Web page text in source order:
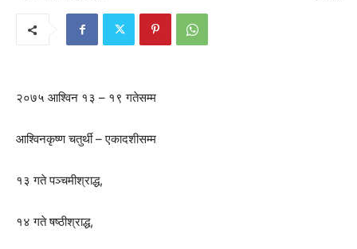
२०७५ आश्विन १३ – १९ गतेसम्म
आश्विनकृष्ण चतुर्थी – एकादशीसम्म
१३ गते पञ्चमीश्राद्ध,
१४ गते षष्ठीश्राद्ध,